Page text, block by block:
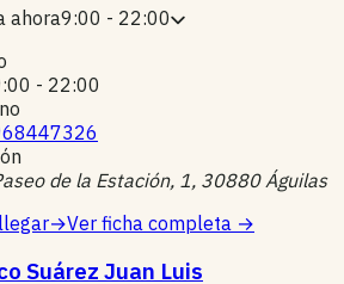
ahora9:00 - 22:00
- 22:00
de la Estación, 1, 30880 Águilas
→Ver ficha completa →
Suárez Juan Luis